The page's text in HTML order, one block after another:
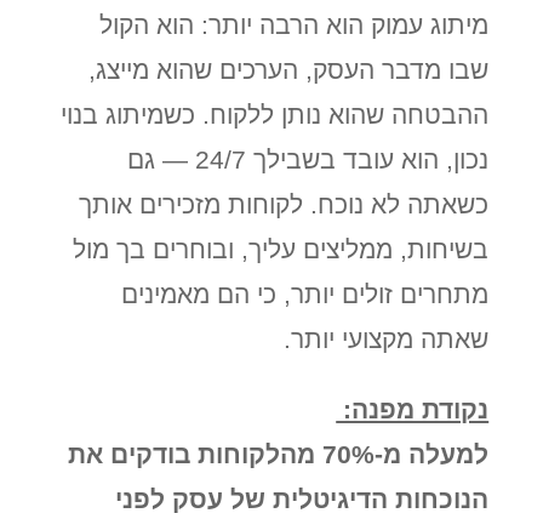
מיתוג עמוק הוא הרבה יותר: הוא הקול
שבו מדבר העסק, הערכים שהוא מייצג,
ההבטחה שהוא נותן ללקוח. כשמיתוג בנוי
נכון, הוא עובד בשבילך 24/7 — גם
כשאתה לא נוכח. לקוחות מזכירים אותך
בשיחות, ממליצים עליך, ובוחרים בך מול
מתחרים זולים יותר, כי הם מאמינים
שאתה מקצועי יותר.
נקודת מפנה:
למעלה מ-70% מהלקוחות בודקים את
הנוכחות הדיגיטלית של עסק לפני